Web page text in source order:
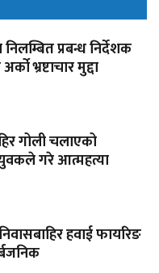
प्रबन्ध निर्देशक
भ्रष्टाचार मुद्दा
गोली चलाएको
गरे आत्महत्या
हवाई फायरिङ